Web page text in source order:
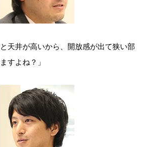
天井が高いから、開放感が出て狭い部
すよね？」